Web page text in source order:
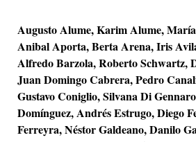
Augusto Alume, Karim Alume,
Anibal Aporta, Berta Arena, Iris
Alfredo Barzola, Roberto Schwartz,
Juan Domingo Cabrera, Pedro
Gustavo Coniglio, Silvana Di
Domínguez, Andrés Estrugo, Diego
Ferreyra, Néstor Galdeano, Danilo